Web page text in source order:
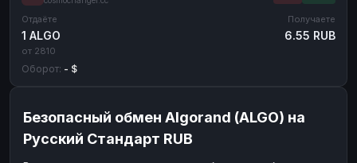
Отдаёте
1 ALGO
от 2810
Получаете
6.55 RUB
Оборот: - $
Безопасный обмен Algorand (ALGO) на
Русский Стандарт RUB